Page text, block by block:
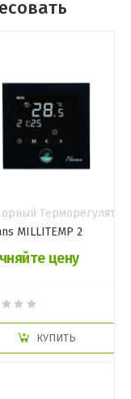
Терморегулятор
MILLITEMP 2
цену
КУПИТЬ